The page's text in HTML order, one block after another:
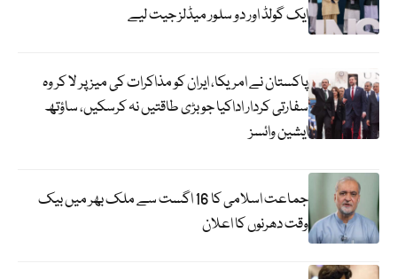
ایک گولڈ اور دو سلور میڈلز جیت لیے
پاکستان نے امریکا، ایران کو مذاکرات کی میز پر لا کر وہ
سفارتی کردار اداکیا جو بڑی طاقتیں نہ کرسکیں، ساؤتھ
ایشین وائسز
جماعت اسلامی کا 16 اگست سے ملک بھر میں بیک
وقت دھرنوں کا اعلان